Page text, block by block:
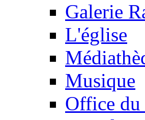
Galerie
L'église
Musique
Office du